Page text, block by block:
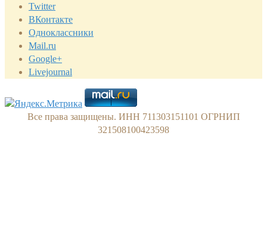
Twitter
ВКонтакте
Одноклассники
Mail.ru
Google+
Livejournal
Все права защищены. ИНН 711303151101 ОГРНИП
321508100423598